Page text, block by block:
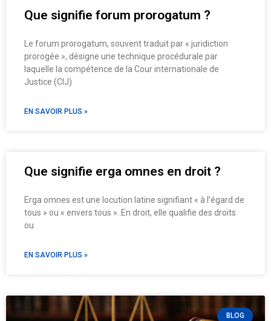
Que signifie forum prorogatum ?
Le forum prorogatum, souvent traduit par « juridiction
prorogée », désigne une technique procédurale par
laquelle la compétence de la Cour internationale de
Justice (CIJ)
EN SAVOIR PLUS »
Que signifie erga omnes en droit ?
Erga omnes est une locution latine signifiant « à l’égard de
tous » ou « envers tous ». En droit, elle qualifie des droits
ou
EN SAVOIR PLUS »
BLOG